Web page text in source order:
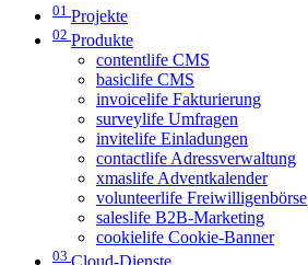
01 Projekte
02 Produkte
contentlife CMS
basiclife CMS
invoicelife Fakturierung
surveylife Umfragen
invitelife Einladungen
contactlife Adressverwaltung
xmaslife Adventkalender
volunteerlife Freiwilligenbörse
saleslife B2B-Marketing
cookielife Cookie-Banner
03